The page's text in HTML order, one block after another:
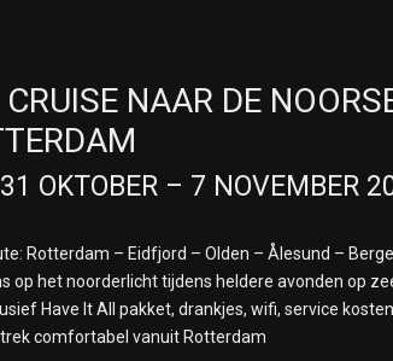
CRUISE NAAR DE
OKTOBER – 7 NOVEMBER
Rotterdam – Eidfjord – Olden – Ålesund –
op het noorderlicht tijdens heldere avonden op
Have It All pakket, drankjes, wifi, service
comfortabel vanuit Rotterdam